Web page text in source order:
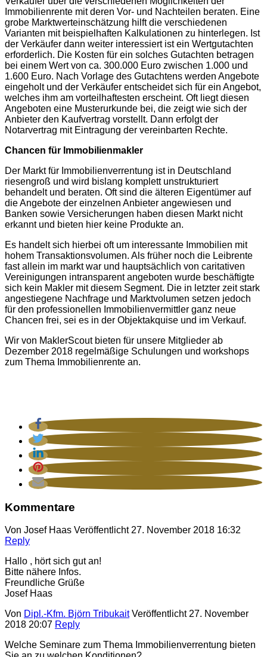
Immobilienrente mit deren Vor- und Nachteilen beraten. Eine
grobe Marktwerteinschätzung hilft die verschiedenen
Varianten mit beispielhaften Kalkulationen zu hinterlegen. Ist
der Verkäufer dann weiter interessiert ist ein Wertgutachten
erforderlich. Die Kosten für ein solches Gutachten betragen
bei einem Wert von ca. 300.000 Euro zwischen 1.000 und
1.600 Euro. Nach Vorlage des Gutachtens werden Angebote
eingeholt und der Verkäufer entscheidet sich für ein Angebot,
welches ihm am vorteilhaftesten erscheint. Oft liegt diesen
Angeboten eine Musterurkunde bei, die zeigt wie sich der
Anbieter den Kaufvertrag vorstellt. Dann erfolgt der
Notarvertrag mit Eintragung der vereinbarten Rechte.
Chancen für Immobilienmakler
Der Markt für Immobilienverrentung ist in Deutschland
riesengroß und wird bislang komplett unstrukturiert
behandelt und beraten. Oft sind die älteren Eigentümer auf
die Angebote der einzelnen Anbieter angewiesen und
Banken sowie Versicherungen haben diesen Markt nicht
erkannt und bieten hier keine Produkte an.
Es handelt sich hierbei oft um interessante Immobilien mit
hohem Transaktionsvolumen. Als früher noch die Leibrente
fast allein im markt war und hauptsächlich von caritativen
Vereinigungen intransparent angeboten wurde beschäftigte
sich kein Makler mit diesem Segment. Die in letzter zeit stark
angestiegene Nachfrage und Marktvolumen setzen jedoch
für den professionellen Immobilienvermittler ganz neue
Chancen frei, sei es in der Objektakquise und im Verkauf.
Wir von MaklerScout bieten für unsere Mitglieder ab
Dezember 2018 regelmäßige Schulungen und workshops
zum Thema Immobilienrente an.
Kommentare
Von Josef Haas Veröffentlicht27. November 2018 16:32
Reply
Hallo , hört sich gut an!
Bitte nähere Infos.
Freundliche Grüße
Josef Haas
Von Dipl.-Kfm. Björn Tribukait Veröffentlicht27. November
2018 20:07 Reply
Welche Seminare zum Thema Immobilienverrentung bieten